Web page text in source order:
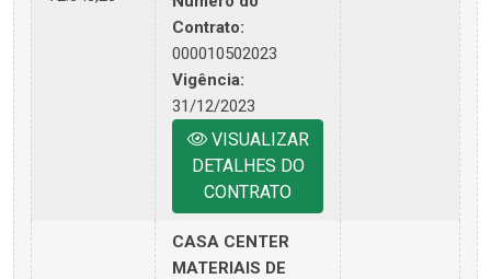
Contrato:
000010502023
Vigência:
31/12/2023
VISUALIZAR
DETALHES DO
CONTRATO
CASA CENTER
MATERIAIS DE